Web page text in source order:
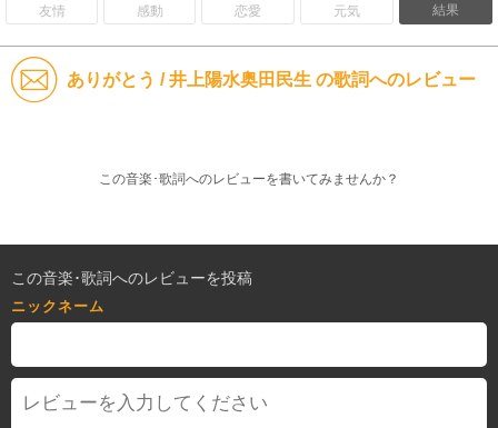
友情 感動 恋愛 元気 結果
ありがとう / 井上陽水奥田民生 の歌詞へのレビュー
この音楽･歌詞へのレビューを書いてみませんか？
この音楽･歌詞へのレビューを投稿
ニックネーム